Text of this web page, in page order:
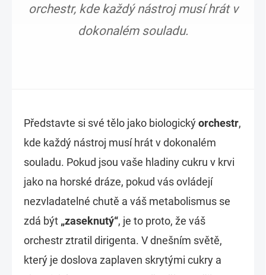
orchestr, kde každý nástroj musí hrát v
dokonalém souladu.
Představte si své tělo jako biologickýorchestr,
kde každý nástroj musí hrát v dokonalém
souladu. Pokud jsou vaše hladiny cukru v krvi
jako na horské dráze, pokud vás ovládejí
nezvladatelné chutě a váš metabolismus se
zdá být „zaseknutý“, je to proto, že váš
orchestr ztratil dirigenta. V dnešním světě,
který je doslova zaplaven skrytými cukry a